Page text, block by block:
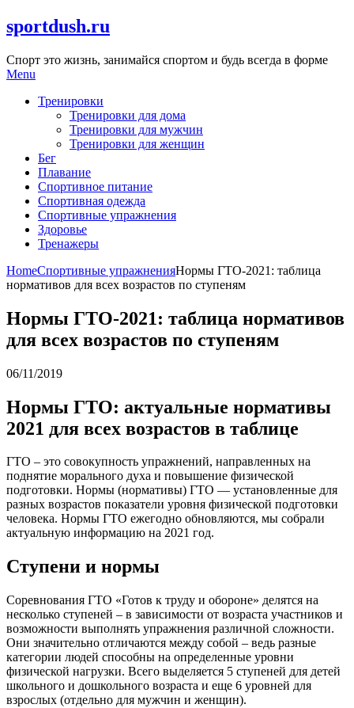
Skip
to
sportdush.ru
Спорт это жизнь, занимайся спортом и будь всегда в форме
Menu
Тренировки
Тренировки для дома
Тренировки для мужчин
Тренировки для женщин
Бег
Плавание
Спортивное питание
Спортивная одежда
Спортивные упражнения
Здоровье
Тренажеры
HomeСпортивные упражненияНормы ГТО-2021: таблица
нормативов для всех возрастов по ступеням
Нормы ГТО-2021: таблица нормативов
для всех возрастов по ступеням
06/11/2019
Нормы ГТО: актуальные нормативы
2021 для всех возрастов в таблице
ГТО – это совокупность упражнений, направленных на
поднятие морального духа и повышение физической
подготовки. Нормы (нормативы) ГТО — установленные для
разных возрастов показатели уровня физической подготовки
человека. Нормы ГТО ежегодно обновляются, мы собрали
актуальную информацию на 2021 год.
Ступени и нормы
Соревнования ГТО «Готов к труду и обороне» делятся на
несколько ступеней – в зависимости от возраста участников и
возможности выполнять упражнения различной сложности.
Они значительно отличаются между собой – ведь разные
категории людей способны на определенные уровни
физической нагрузки. Всего выделяется 5 ступеней для детей
школьного и дошкольного возраста и еще 6 уровней для
взрослых (отдельно для мужчин и женщин).